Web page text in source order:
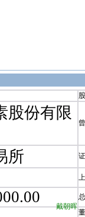
股份有限
所
戴朝晖